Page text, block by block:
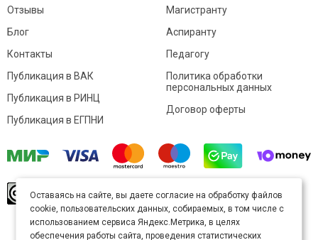
Отзывы
Блог
Контакты
Магистранту
Аспиранту
Педагогу
Публикация в ВАК
Публикация в РИНЦ
Публикация в ЕГПНИ
Политика обработки
персональных данных
Договор оферты
произведение доступно полицензии Creative
Commons «Attribution» («Атрибуция») 4.0
Непортированная.
Карта сайта
Оставаясь на сайте, вы даете согласие на обработку файлов
cookie, пользовательских данных, собираемых, в том числе с
использованием сервиса Яндекс.Метрика, в целях
обеспечения работы сайта, проведения статистических